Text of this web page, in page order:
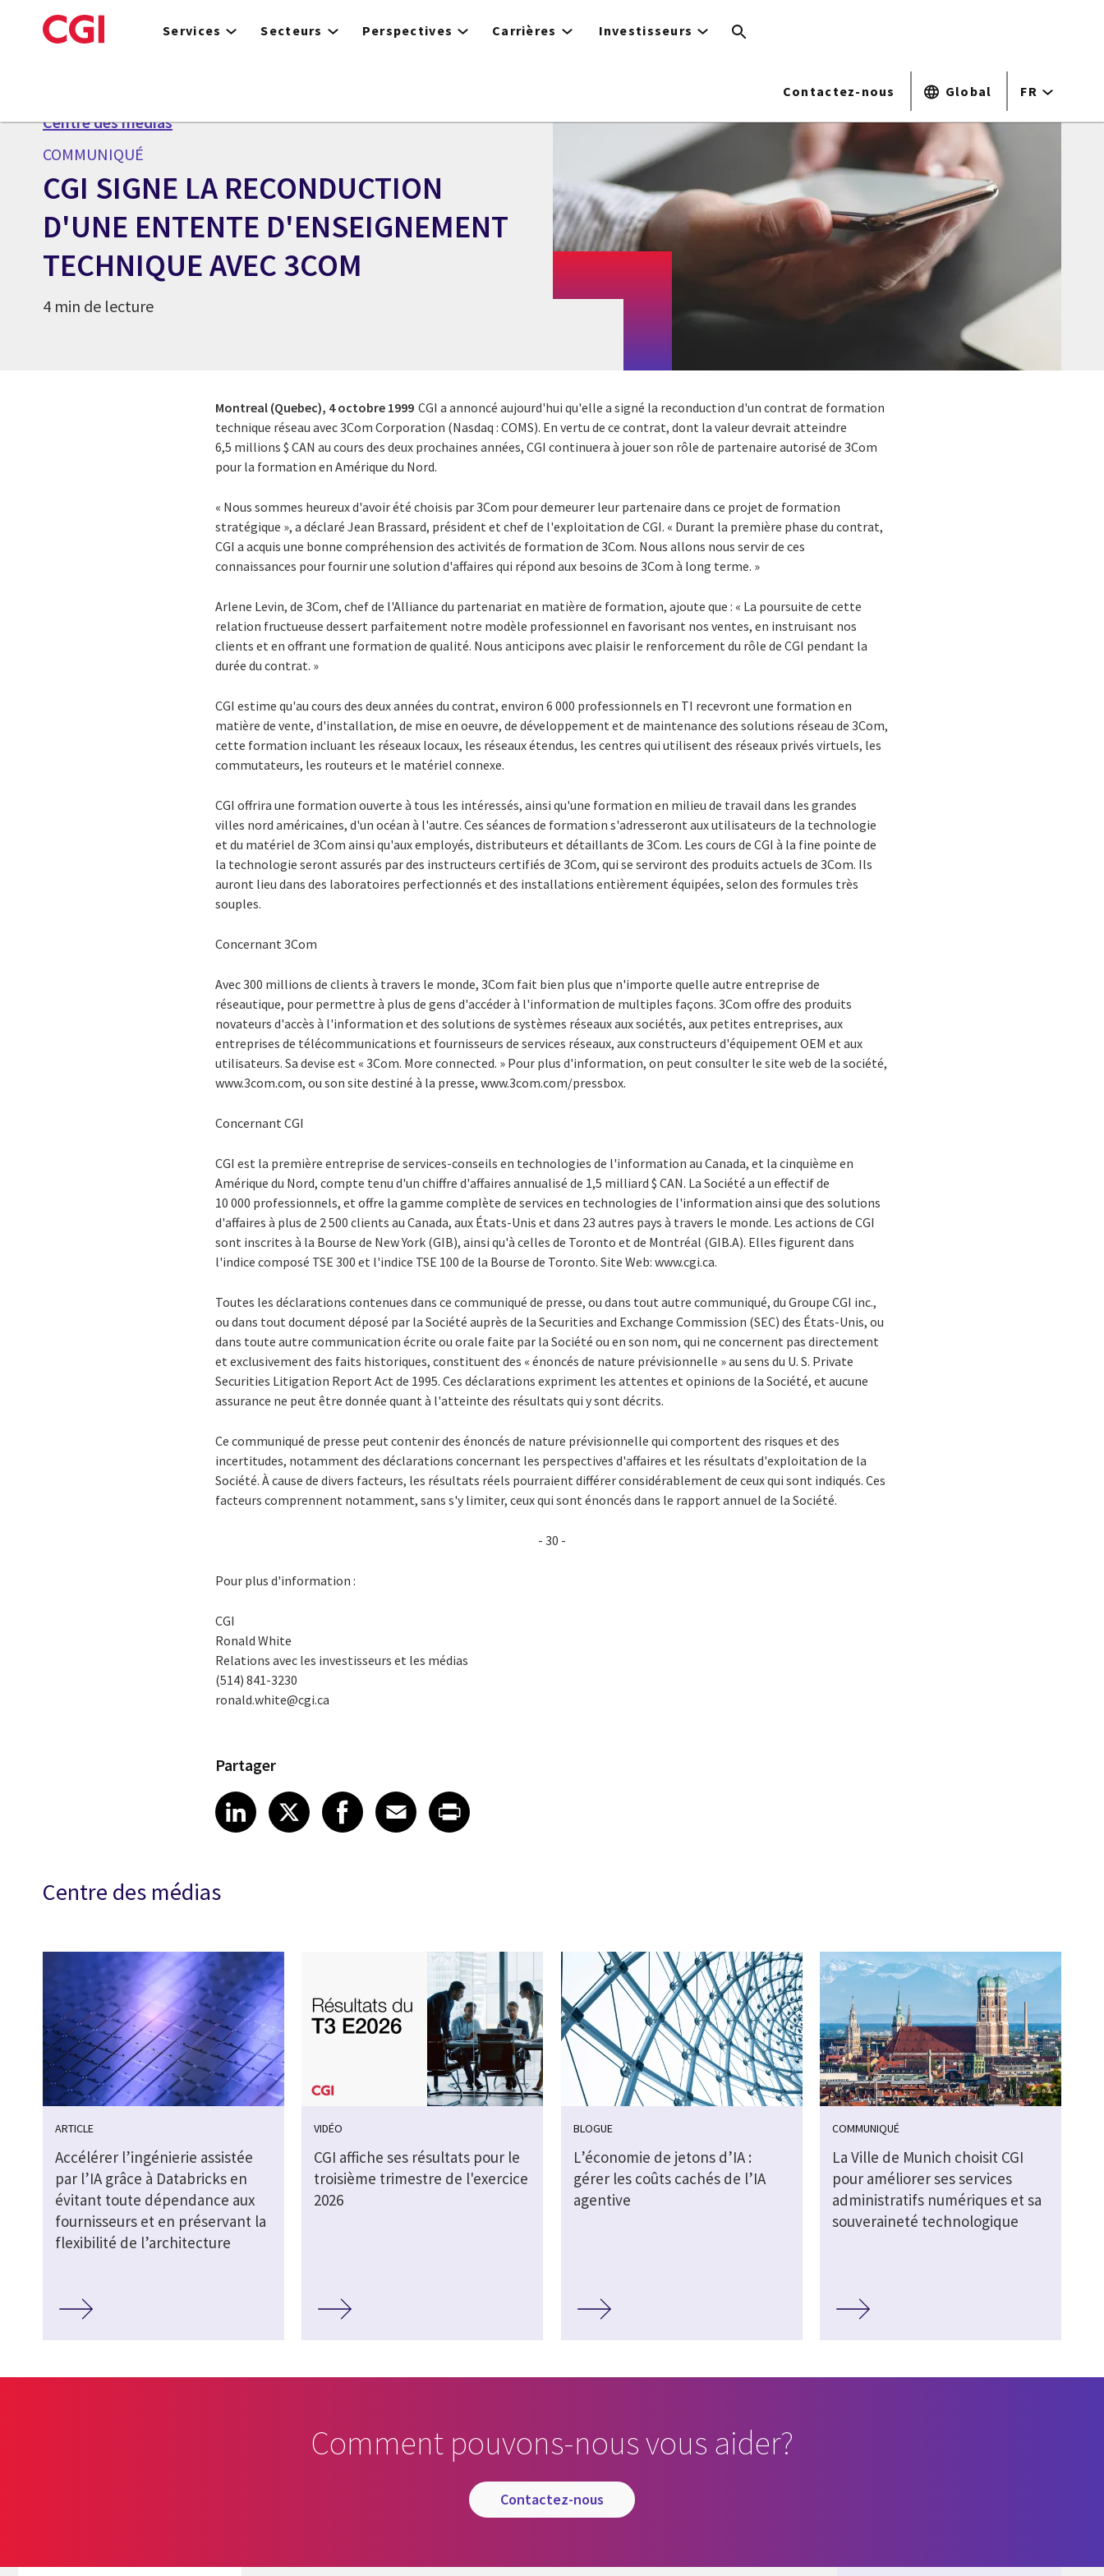
to
Services Secteurs Perspectives Carrières Investisseurs
Contactez-nous Global FR
Centre des médias
COMMUNIQUÉ
CGI SIGNE LA RECONDUCTION
D'UNE ENTENTE D'ENSEIGNEMENT
TECHNIQUE AVEC 3COM
4 min de lecture
Montreal (Quebec), 4 octobre 1999 CGI a annoncé aujourd'hui qu'elle a signé la reconduction d'un contrat de formation
technique réseau avec 3Com Corporation (Nasdaq : COMS). En vertu de ce contrat, dont la valeur devrait atteindre
6,5 millions $ CAN au cours des deux prochaines années, CGI continuera à jouer son rôle de partenaire autorisé de 3Com
pour la formation en Amérique du Nord.
« Nous sommes heureux d'avoir été choisis par 3Com pour demeurer leur partenaire dans ce projet de formation
stratégique », a déclaré Jean Brassard, président et chef de l'exploitation de CGI. « Durant la première phase du contrat,
CGI a acquis une bonne compréhension des activités de formation de 3Com. Nous allons nous servir de ces
connaissances pour fournir une solution d'affaires qui répond aux besoins de 3Com à long terme. »
Arlene Levin, de 3Com, chef de l'Alliance du partenariat en matière de formation, ajoute que : « La poursuite de cette
relation fructueuse dessert parfaitement notre modèle professionnel en favorisant nos ventes, en instruisant nos
clients et en offrant une formation de qualité. Nous anticipons avec plaisir le renforcement du rôle de CGI pendant la
durée du contrat. »
CGI estime qu'au cours des deux années du contrat, environ 6 000 professionnels en TI recevront une formation en
matière de vente, d'installation, de mise en oeuvre, de développement et de maintenance des solutions réseau de 3Com,
cette formation incluant les réseaux locaux, les réseaux étendus, les centres qui utilisent des réseaux privés virtuels, les
commutateurs, les routeurs et le matériel connexe.
CGI offrira une formation ouverte à tous les intéressés, ainsi qu'une formation en milieu de travail dans les grandes
villes nord américaines, d'un océan à l'autre. Ces séances de formation s'adresseront aux utilisateurs de la technologie
et du matériel de 3Com ainsi qu'aux employés, distributeurs et détaillants de 3Com. Les cours de CGI à la fine pointe de
la technologie seront assurés par des instructeurs certifiés de 3Com, qui se serviront des produits actuels de 3Com. Ils
auront lieu dans des laboratoires perfectionnés et des installations entièrement équipées, selon des formules très
souples.
Concernant 3Com
Avec 300 millions de clients à travers le monde, 3Com fait bien plus que n'importe quelle autre entreprise de
réseautique, pour permettre à plus de gens d'accéder à l'information de multiples façons. 3Com offre des produits
novateurs d'accès à l'information et des solutions de systèmes réseaux aux sociétés, aux petites entreprises, aux
entreprises de télécommunications et fournisseurs de services réseaux, aux constructeurs d'équipement OEM et aux
utilisateurs. Sa devise est « 3Com. More connected. » Pour plus d'information, on peut consulter le site web de la société,
www.3com.com, ou son site destiné à la presse, www.3com.com/pressbox.
Concernant CGI
CGI est la première entreprise de services-conseils en technologies de l'information au Canada, et la cinquième en
Amérique du Nord, compte tenu d'un chiffre d'affaires annualisé de 1,5 milliard $ CAN. La Société a un effectif de
10 000 professionnels, et offre la gamme complète de services en technologies de l'information ainsi que des solutions
d'affaires à plus de 2 500 clients au Canada, aux États-Unis et dans 23 autres pays à travers le monde. Les actions de CGI
sont inscrites à la Bourse de New York (GIB), ainsi qu'à celles de Toronto et de Montréal (GIB.A). Elles figurent dans
l'indice composé TSE 300 et l'indice TSE 100 de la Bourse de Toronto. Site Web: www.cgi.ca.
Toutes les déclarations contenues dans ce communiqué de presse, ou dans tout autre communiqué, du Groupe CGI inc.,
ou dans tout document déposé par la Société auprès de la Securities and Exchange Commission (SEC) des États-Unis, ou
dans toute autre communication écrite ou orale faite par la Société ou en son nom, qui ne concernent pas directement
et exclusivement des faits historiques, constituent des « énoncés de nature prévisionnelle » au sens du U. S. Private
Securities Litigation Report Act de 1995. Ces déclarations expriment les attentes et opinions de la Société, et aucune
assurance ne peut être donnée quant à l'atteinte des résultats qui y sont décrits.
Ce communiqué de presse peut contenir des énoncés de nature prévisionnelle qui comportent des risques et des
incertitudes, notamment des déclarations concernant les perspectives d'affaires et les résultats d'exploitation de la
Société. À cause de divers facteurs, les résultats réels pourraient différer considérablement de ceux qui sont indiqués. Ces
facteurs comprennent notamment, sans s'y limiter, ceux qui sont énoncés dans le rapport annuel de la Société.
- 30 -
Pour plus d'information :
CGI
Ronald White
Relations avec les investisseurs et les médias
(514) 841-3230
ronald.white@cgi.ca
Partager
Share article on LinkedIn
LinkedIn
Share article on X
XShare article on Facebook
Facebook
Share article on Email
Email
Share article on Print
Centre des médias
ARTICLE
Accélérer l’ingénierie assistée
par l’IA grâce à Databricks en
évitant toute dépendance aux
fournisseurs et en préservant la
flexibilité de l’architecture
VIDÉO
CGI affiche ses résultats pour le
troisième trimestre de l'exercice
2026
BLOGUE
L’économie de jetons d’IA :
gérer les coûts cachés de l’IA
agentive
COMMUNIQUÉ
La Ville de Munich choisit CGI
pour améliorer ses services
administratifs numériques et sa
souveraineté technologique
Comment pouvons-nous vous aider?
contactez-nous